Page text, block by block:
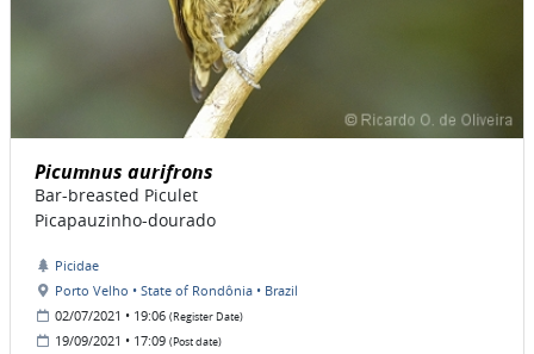
Picumnus aurifrons
Bar-breasted Piculet
Picapauzinho-dourado
Picidae
Porto Velho • State of Rondônia • Brazil
02/07/2021 • 19:06 (Register Date)
19/09/2021 • 17:09 (Post date)